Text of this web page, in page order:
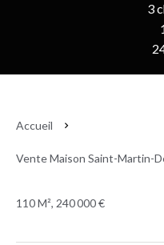
3
Accueil
Vente Maison Saint-Martin-
110 M², 240 000 €